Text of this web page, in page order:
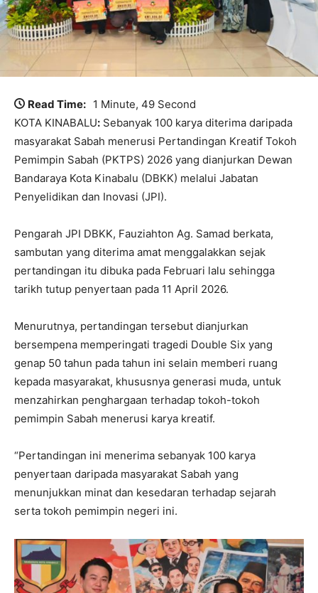
Read Time: 1 Minute, 49 Second
KOTA KINABALU: Sebanyak 100 karya diterima daripada
masyarakat Sabah menerusi Pertandingan Kreatif Tokoh
Pemimpin Sabah (PKTPS) 2026 yang dianjurkan Dewan
Bandaraya Kota Kinabalu (DBKK) melalui Jabatan
Penyelidikan dan Inovasi (JPI).
Pengarah JPI DBKK, Fauziahton Ag. Samad berkata,
sambutan yang diterima amat menggalakkan sejak
pertandingan itu dibuka pada Februari lalu sehingga
tarikh tutup penyertaan pada 11 April 2026.
Menurutnya, pertandingan tersebut dianjurkan
bersempena memperingati tragedi Double Six yang
genap 50 tahun pada tahun ini selain memberi ruang
kepada masyarakat, khususnya generasi muda, untuk
menzahirkan penghargaan terhadap tokoh-tokoh
pemimpin Sabah menerusi karya kreatif.
“Pertandingan ini menerima sebanyak 100 karya
penyertaan daripada masyarakat Sabah yang
menunjukkan minat dan kesedaran terhadap sejarah
serta tokoh pemimpin negeri ini.